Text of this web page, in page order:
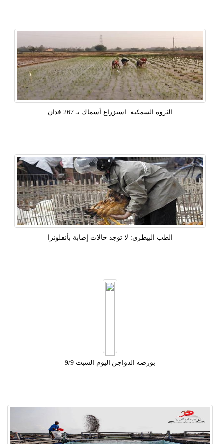
الثروة السمكية: استزراع أسماك بـ 267 فدان
الطب البيطرى: لا توجد حالات إصابة بأنفلونزا
بورصه الدواجن اليوم السبت 9/9